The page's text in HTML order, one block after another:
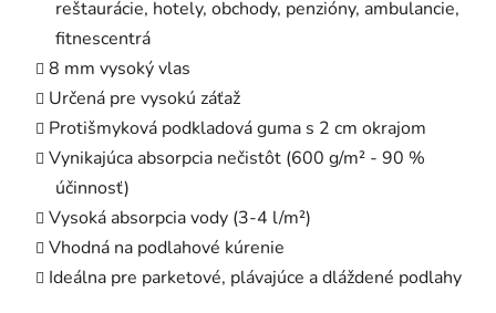
reštaurácie, hotely, obchody, penzióny, ambulancie,
fitnescentrá
8 mm vysoký vlas
Určená pre vysokú záťaž
Protišmyková podkladová guma s 2 cm okrajom
Vynikajúca absorpcia nečistôt (600 g/m² - 90 %
účinnosť)
Vysoká absorpcia vody (3-4 l/m²)
Vhodná na podlahové kúrenie
Ideálna pre parketové, plávajúce a dláždené podlahy